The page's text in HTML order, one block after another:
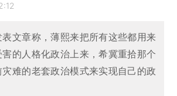
文章称，薄熙来把所有这些都用来
的人格化政治上来，希冀重拾那个
难的老套政治模式来实现自己的政